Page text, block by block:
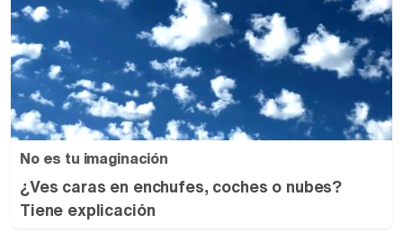
No es tu imaginación
¿Ves caras en enchufes, coches o nubes?
Tiene explicación